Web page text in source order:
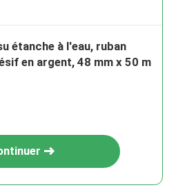
étanche à l'eau, ruban
en argent, 48 mm x 50 m